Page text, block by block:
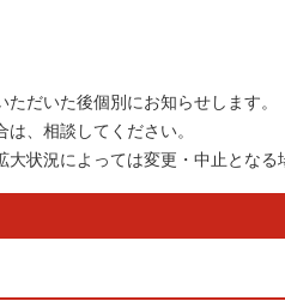
だいた後個別にお知らせします。
、相談してください。
大状況によっては変更・中止となる